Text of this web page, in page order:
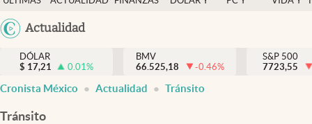
NOTICIAS
México
Actualidad
Finanzas y economía
Dólar y mercados
DÓLAR
$ 17,21 0.01%
BMV
66.525,18
-0.46%
S&P 500
7723,55
Cronista México Actualidad Tránsito
Tránsito